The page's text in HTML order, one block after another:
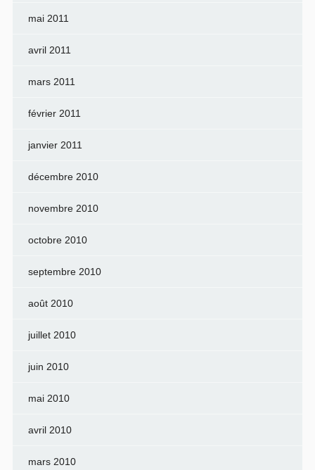
mai 2011
avril 2011
mars 2011
février 2011
janvier 2011
décembre 2010
novembre 2010
octobre 2010
septembre 2010
août 2010
juillet 2010
juin 2010
mai 2010
avril 2010
mars 2010